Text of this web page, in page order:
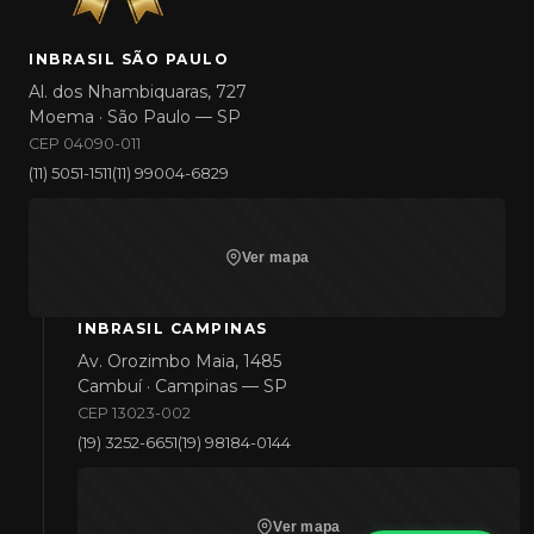
INBRASIL SÃO PAULO
Al. dos Nhambiquaras, 727
Moema · São Paulo — SP
CEP 04090-011
(11) 5051-1511(11) 99004-6829
Ver mapa
INBRASIL CAMPINAS
Av. Orozimbo Maia, 1485
Cambuí · Campinas — SP
CEP 13023-002
(19) 3252-6651(19) 98184-0144
Ver mapa